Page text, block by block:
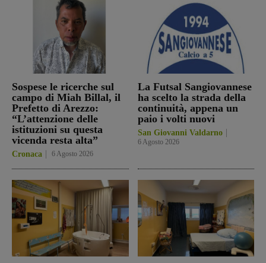
Sospese le ricerche sul
campo di Miah Billal, il
Prefetto di Arezzo:
“L’attenzione delle
istituzioni su questa
vicenda resta alta”
Cronaca 6 Agosto 2026
La Futsal Sangiovannese
ha scelto la strada della
continuità, appena un
paio i volti nuovi
San Giovanni Valdarno
6 Agosto 2026